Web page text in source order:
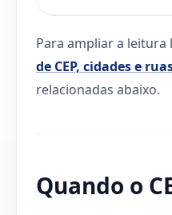
Para ampliar a leitura
de CEP, cidades e
relacionadas abaixo.
Quando o